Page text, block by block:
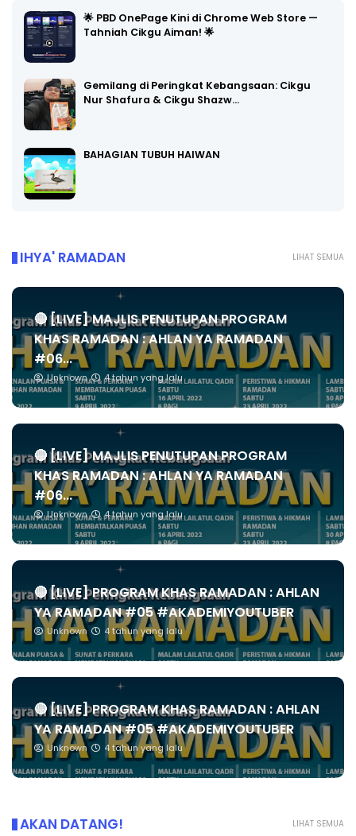
🌟 PBD OnePage Kini di Chrome Web Store —
Tahniah Cikgu Aiman! 🌟
Gemilang di Peringkat Kebangsaan: Cikgu
Nur Shafura & Cikgu Shazw…
BAHAGIAN TUBUH HAIWAN
LIHAT SEMUA
IHYA' RAMADAN
🔴 [LIVE] MAJLIS PENUTUPAN PROGRAM
KHAS RAMADAN : AHLAN YA RAMADAN
#06...
Unknown 4 tahun yang lalu
🔴 [LIVE] MAJLIS PENUTUPAN PROGRAM
KHAS RAMADAN : AHLAN YA RAMADAN
#06...
Unknown 4 tahun yang lalu
🔴 [LIVE] PROGRAM KHAS RAMADAN : AHLAN
YA RAMADAN #05 #AKADEMIYOUTUBER
Unknown 4 tahun yang lalu
🔴 [LIVE] PROGRAM KHAS RAMADAN : AHLAN
YA RAMADAN #05 #AKADEMIYOUTUBER
Unknown 4 tahun yang lalu
LIHAT SEMUA
AKAN DATANG!